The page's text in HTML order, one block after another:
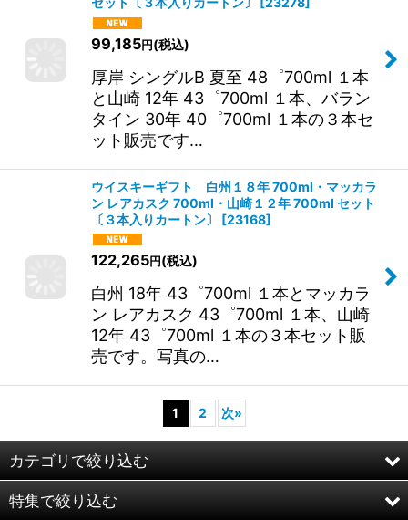
ウイスキーギフト 厚岸 シングルB 夏至 700ml・
セット〔３本入りカートン〕 [23278]
99,185 円(税込)
厚岸 シングルB 夏至 48゜700ml １本
と山崎 12年 43゜700ml １本、バラン
タイン 30年 40゜700ml １本の３本セ
ット販売です…
ウイスキーギフト 白州１８年 700ml・マッカラ
〔３本入りカートン〕[23168
122,265 (税込)
白州 18年 43゜700ml １本とマッカラ
ン レアカスク 43゜700ml １本、山崎
12年 43゜700ml １本の３本セット販
売です。写真の…
1 2 次»